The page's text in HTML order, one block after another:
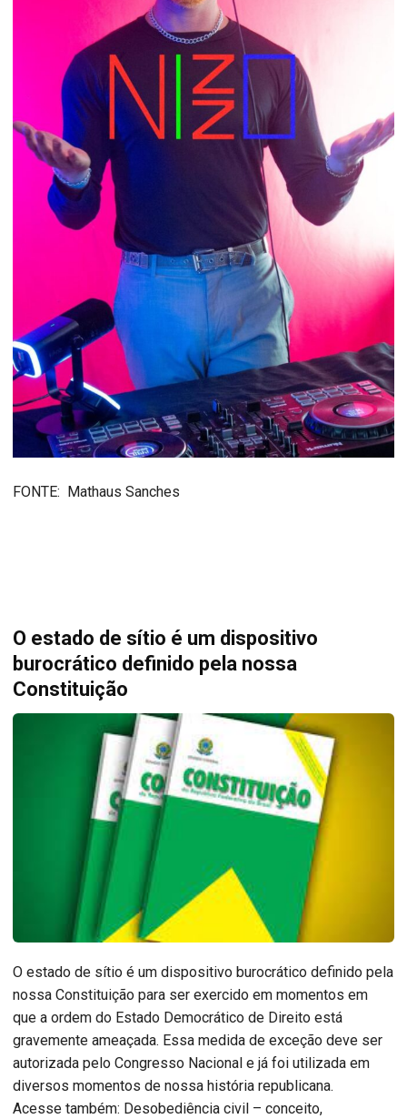
FONTE: Mathaus Sanches
O estado de sítio é um dispositivo
burocrático definido pela nossa
Constituição
O estado de sítio é um dispositivo burocrático definido pela
nossa Constituição para ser exercido em momentos em
que a ordem do Estado Democrático de Direito está
gravemente ameaçada. Essa medida de exceção deve ser
autorizada pelo Congresso Nacional e já foi utilizada em
diversos momentos de nossa história republicana.
Acesse também: Desobediência civil – conceito,